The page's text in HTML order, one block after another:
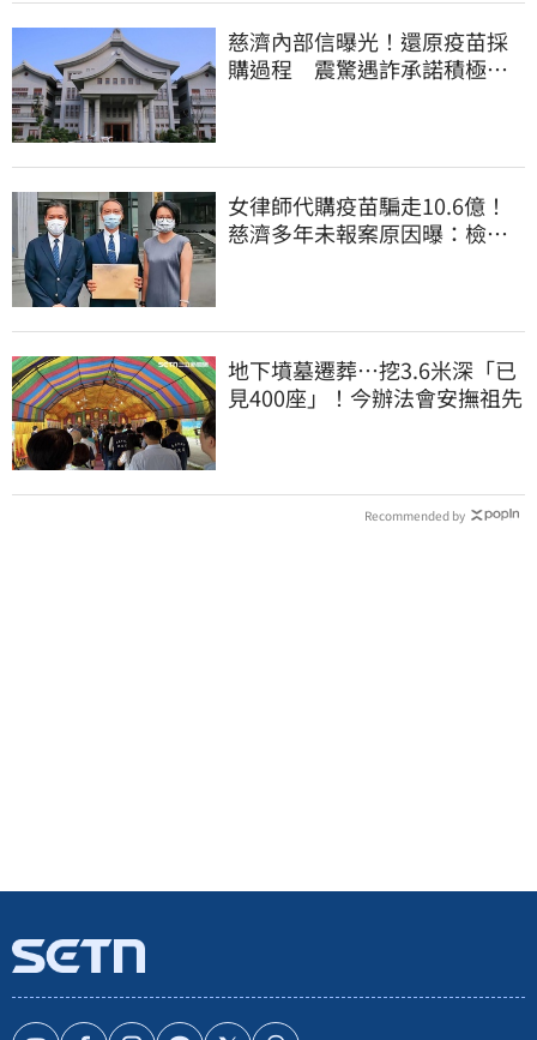
慈濟內部信曝光！還原疫苗採
購過程 震驚遇詐承諾積極追
女律師代購疫苗騙走10.6億！
慈濟多年未報案原因曝：檢警
地下墳墓遷葬…挖3.6米深「已
見400座」！今辦法會安撫祖先
Recommended by